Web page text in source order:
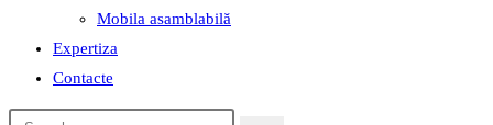
Mobila asamblabilă
Expertiza
Contacte